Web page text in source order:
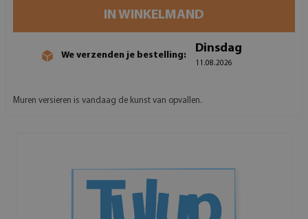
IN WINKELMAND
We verzenden je bestelling:
Dinsdag
11.08.2026
Muren versieren is vandaag de kunst van opvallen.